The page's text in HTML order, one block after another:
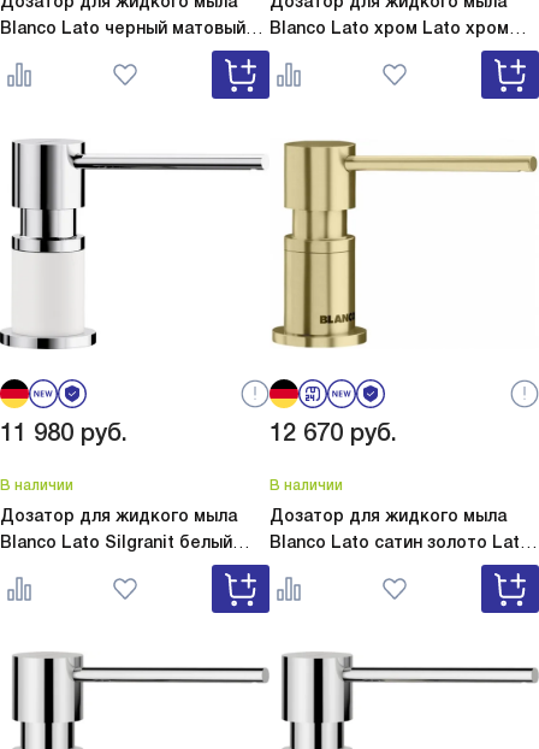
Blanco Lato черный матовый
Lato черный матовый 525789
Blanco Lato хром Lato хром
11 980 руб.
В наличии
Дозатор для жидкого мыла
Blanco Lato Silgranit белый
Lato Silgranit белый 525814
12 670 руб.
В наличии
Дозатор для жидкого мыла
Blanco Lato сатин золото Lato